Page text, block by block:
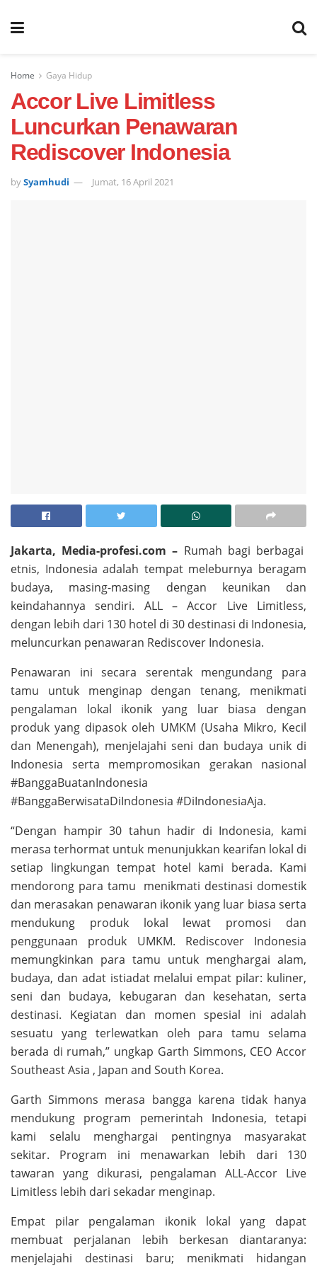
Home Gaya Hidup
Accor Live Limitless
Luncurkan Penawaran
Rediscover Indonesia
bySyamhudi Jumat, 16 April 2021
Jakarta, Media-profesi.com – Rumah bagi berbagai
etnis, Indonesia adalah tempat meleburnya beragam
budaya, masing-masing dengan keunikan dan
keindahannya sendiri. ALL – Accor Live Limitless,
dengan lebih dari 130 hotel di 30 destinasi di Indonesia,
meluncurkan penawaran Rediscover Indonesia.
Penawaran ini secara serentak mengundang para
tamu untuk menginap dengan tenang, menikmati
pengalaman lokal ikonik yang luar biasa dengan
produk yang dipasok oleh UMKM (Usaha Mikro, Kecil
dan Menengah), menjelajahi seni dan budaya unik di
Indonesia serta mempromosikan gerakan nasional
#BanggaBuatanIndonesia
#BanggaBerwisataDiIndonesia #DiIndonesiaAja.
“Dengan hampir 30 tahun hadir di Indonesia, kami
merasa terhormat untuk menunjukkan kearifan lokal di
setiap lingkungan tempat hotel kami berada. Kami
mendorong para tamu menikmati destinasi domestik
dan merasakan penawaran ikonik yang luar biasa serta
mendukung produk lokal lewat promosi dan
penggunaan produk UMKM. Rediscover Indonesia
memungkinkan para tamu untuk menghargai alam,
budaya, dan adat istiadat melalui empat pilar: kuliner,
seni dan budaya, kebugaran dan kesehatan, serta
destinasi. Kegiatan dan momen spesial ini adalah
sesuatu yang terlewatkan oleh para tamu selama
berada di rumah,” ungkap Garth Simmons, CEO Accor
Southeast Asia , Japan and South Korea.
Garth Simmons merasa bangga karena tidak hanya
mendukung program pemerintah Indonesia, tetapi
kami selalu menghargai pentingnya masyarakat
sekitar. Program ini menawarkan lebih dari 130
tawaran yang dikurasi, pengalaman ALL-Accor Live
Limitless lebih dari sekadar menginap.
Empat pilar pengalaman ikonik lokal yang dapat
membuat perjalanan lebih berkesan diantaranya:
menjelajahi destinasi baru; menikmati hidangan